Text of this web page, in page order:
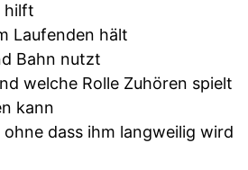
hilft
Laufenden hält
Bahn nutzt
welche Rolle Zuhören spielt
kann
dass ihm langweilig wird